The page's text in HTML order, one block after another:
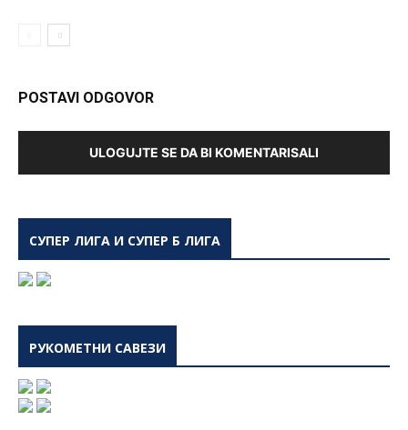
POSTAVI ODGOVOR
ULOGUJTE SE DA BI KOMENTARISALI
СУПЕР ЛИГА И СУПЕР Б ЛИГА
РУКОМЕТНИ САВЕЗИ